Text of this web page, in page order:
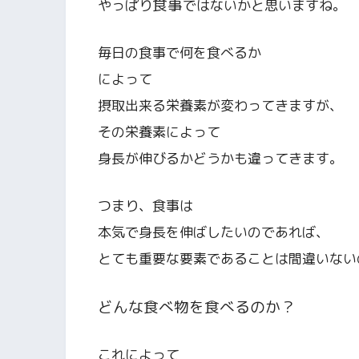
やっぱり食事ではないかと思いますね。
毎日の食事で何を食べるか
によって
摂取出来る栄養素が変わってきますが、
その栄養素によって
身長が伸びるかどうかも違ってきます。
つまり、食事は
本気で身長を伸ばしたいのであれば、
とても重要な要素であることは間違いな
どんな食べ物を食べるのか？
これによって